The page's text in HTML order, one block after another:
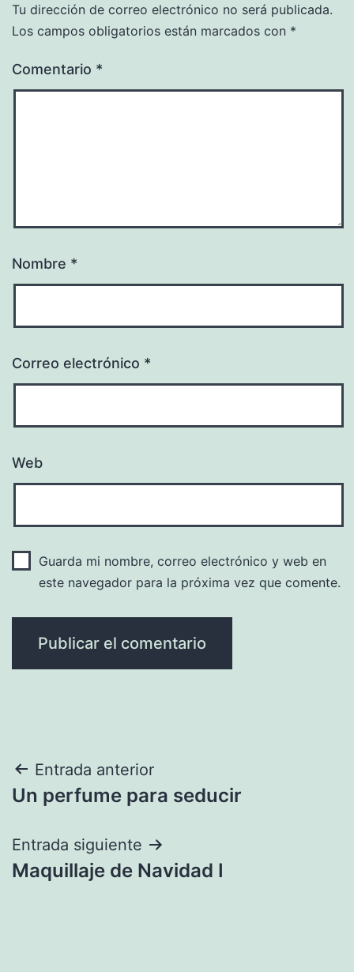
Tu dirección de correo electrónico no será publicada.
Los campos obligatorios están marcados con *
Comentario *
Nombre *
Correo electrónico *
Web
Guarda mi nombre, correo electrónico y web en
este navegador para la próxima vez que comente.
Navegación
de
entradas
Entrada anterior
Un perfume para seducir
Entrada siguiente
Maquillaje de Navidad I